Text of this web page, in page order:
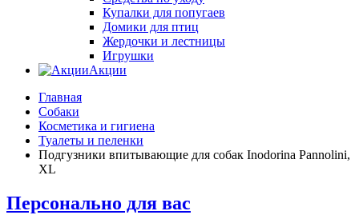
Купалки для попугаев
Домики для птиц
Жердочки и лестницы
Игрушки
Акции
Главная
Собаки
Косметика и гигиена
Туалеты и пеленки
Подгузники впитывающие для собак Inodorina Pannolini,
XL
Персонально для вас